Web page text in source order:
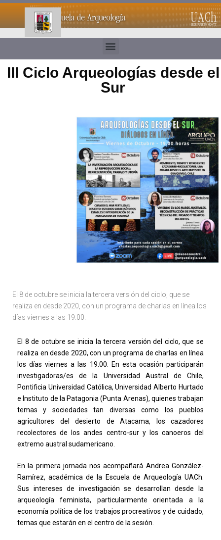
III Ciclo Arqueologías desde el
Sur
El 8 de octubre se inicia la tercera versión del ciclo, que se
realiza en desde 2020, con un programa de charlas en línea los
días viernes a las 19.00.
El 8 de octubre se inicia la tercera versión del ciclo, que se
realiza en desde 2020, con un programa de charlas en línea
los días viernes a las 19.00. En esta ocasión participarán
investigadoras/es de la Universidad Austral de Chile,
Pontificia Universidad Católica, Universidad Alberto Hurtado
e Instituto de la Patagonia (Punta Arenas), quienes trabajan
temas y sociedades tan diversas como los pueblos
agricultores del desierto de Atacama, los cazadores
recolectores de los andes centro-sur y los canoeros del
extremo austral sudamericano.
En la primera jornada nos acompañará Andrea González-
Ramírez, académica de la Escuela de Arqueología UACh.
Sus intereses de investigación se desarrollan desde la
arqueología feminista, particularmente orientada a la
economía política de los trabajos procreativos y de cuidado,
temas que estarán en el centro de la sesión.